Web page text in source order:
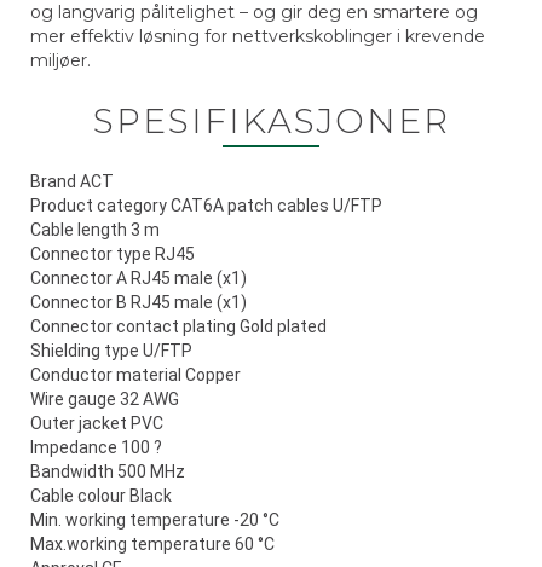
og langvarig pålitelighet – og gir deg en smartere og
mer effektiv løsning for nettverkskoblinger i krevende
miljøer.
SPESIFIKASJONER
Brand ACT
Product category CAT6A patch cables U/FTP
Cable length 3 m
Connector type RJ45
Connector A RJ45 male (x1)
Connector B RJ45 male (x1)
Connector contact plating Gold plated
Shielding type U/FTP
Conductor material Copper
Wire gauge 32 AWG
Outer jacket PVC
Impedance 100 ?
Bandwidth 500 MHz
Cable colour Black
Min. working temperature -20 °C
Max.working temperature 60 °C